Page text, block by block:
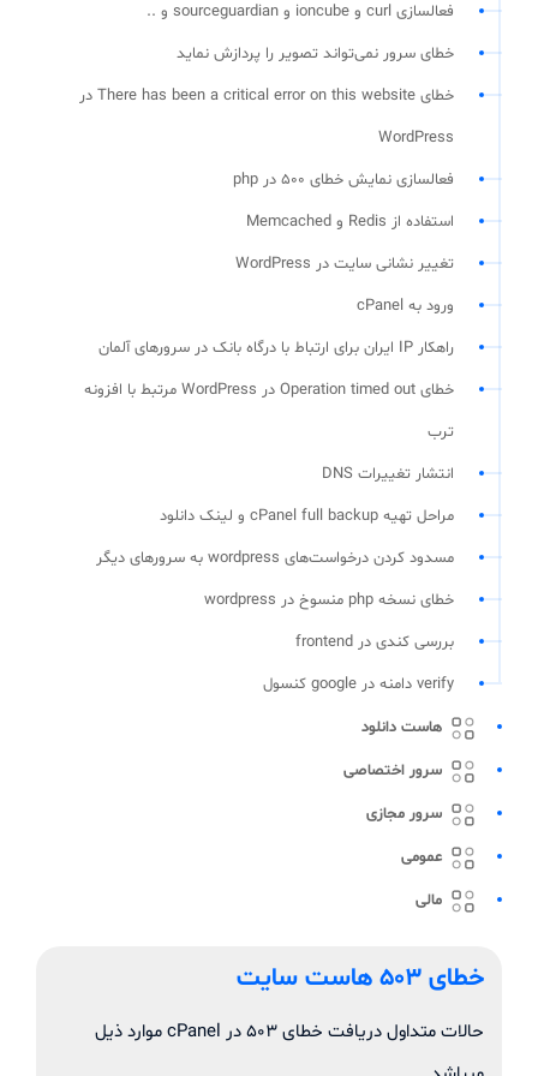
فعالسازی curl و ioncube و sourceguardian و ..
خطای سرور نمی‌تواند تصویر را پردازش نماید
خطای There has been a critical error on this website در
WordPress
فعالسازی نمایش خطای 500 در php
استفاده از Redis و Memcached
تغییر نشانی سایت در WordPress
ورود به cPanel
راهکار IP ایران برای ارتباط با درگاه بانک در سرورهای آلمان
خطای Operation timed out در WordPress مرتبط با افزونه
ترب
انتشار تغییرات DNS
مراحل تهیه cPanel full backup و لینک دانلود
مسدود کردن درخواست‌های wordpress به سرورهای دیگر
خطای نسخه php منسوخ در wordpress
بررسی کندی در frontend
verify دامنه در google کنسول
هاست دانلود
سرور اختصاصی
سرور مجازی
عمومی
مالی
خطای 503 هاست سایت
حالات متداول دریافت خطای ۵۰۳ در cPanel موارد ذیل